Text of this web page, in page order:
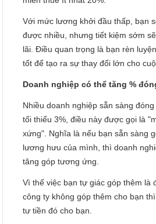
Với mức lương khởi đầu thấp, bạn
được nhiều, nhưng tiết kiệm sớm
lãi. Điều quan trọng là bạn rèn
tốt để tạo ra sự thay đổi lớn cho
Doanh nghiệp có thể tăng %
Nhiều doanh nghiệp sẵn sàng
tối thiểu 3%, điều này được gọi là
xứng". Nghĩa là nếu bạn sẵn sàng
lương hưu của mình, thì doanh
tăng góp tương ứng.
Vì thế việc bạn tự giác góp thêm là
công ty không góp thêm cho bạn
tư tiền đó cho bạn.